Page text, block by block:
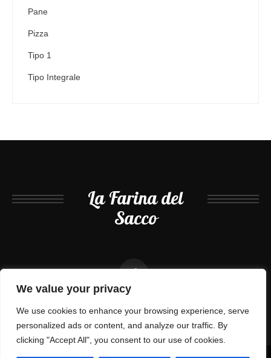
We value your privacy
We use cookies to enhance your browsing experience, serve
personalized ads or content, and analyze our traffic. By
clicking "Accept All", you consent to our use of cookies.
Pane
Pizza
Tipo 1
Tipo Integrale
La Farina del
Sacco